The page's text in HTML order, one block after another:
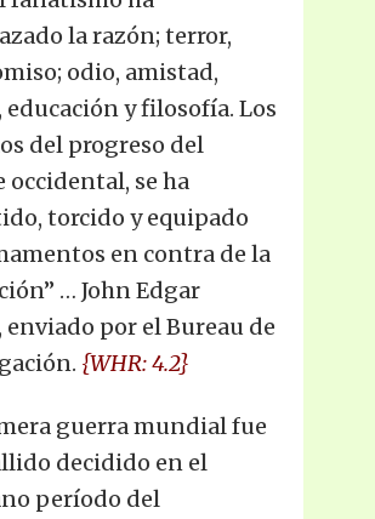
la razón; terror,
odio, amistad,
educación y filosofía. Los
del progreso del
occidental, se ha
torcido y equipado
en contra de la
… John Edgar
enviado por el Bureau de
{WHR: 4.2}
guerra mundial fue
decidido en el
período del